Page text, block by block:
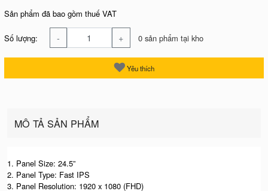
Sản phẩm đã bao gồm thuế VAT
Số lượng: - + 0 sản phẩm tại kho
Yêu thích
MÔ TẢ SẢN PHẨM
1. Panel Size: 24.5”
2. Panel Type: Fast IPS
3. Panel Resolution: 1920 x 1080 (FHD)